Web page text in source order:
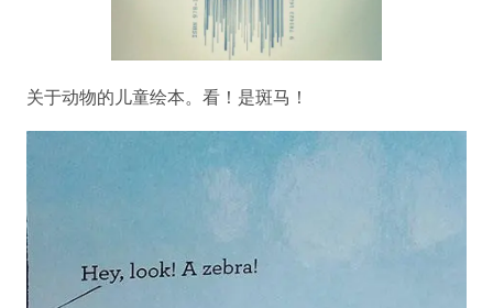
关于动物的儿童绘本。看！是斑马！